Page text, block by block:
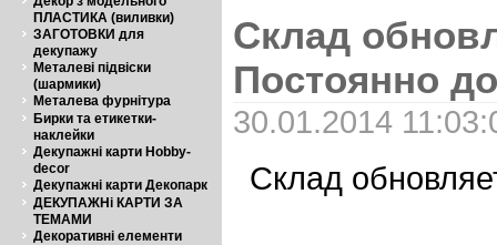
ПЛАСТИКА (виливки)
ЗАГОТОВКИ для
декупажу
Металеві підвіски
(шармики)
Металева фурнітура
Бирки та етикетки-
наклейки
Декупажні карти Hobby-
decor
Декупажні карти Декопарк
ДЕКУПАЖНі КАРТИ ЗА
ТЕМАМИ
Декоративні елементи
Склад
Постоянно
30.01.2014
Склад